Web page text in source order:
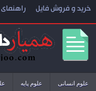
خرید و فروش فایل
علوم انسانی علوم پایه